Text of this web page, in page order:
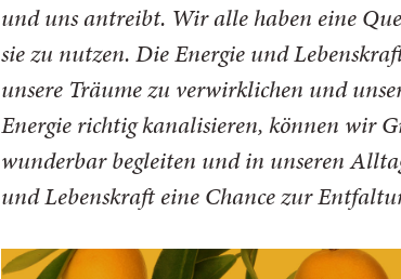
und uns antreibt. Wir alle haben eine
sie zu nutzen. Die Energie und
unsere Träume zu verwirklichen und
Energie richtig kanalisieren, können wir
wunderbar begleiten und in unseren
und Lebenskraft eine Chance zur